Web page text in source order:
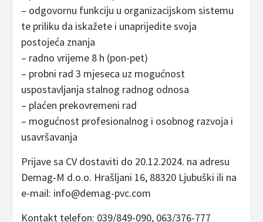
– odgovornu funkciju u organizacijskom sistemu
te priliku da iskažete i unaprijedite svoja
postojeća znanja
– radno vrijeme 8 h (pon-pet)
– probni rad 3 mjeseca uz mogućnost
uspostavljanja stalnog radnog odnosa
– plaćen prekovremeni rad
– mogućnost profesionalnog i osobnog razvoja i
usavršavanja
Prijave sa CV dostaviti do 20.12.2024. na adresu
Demag-M d.o.o. Hrašljani 16, 88320 Ljubuški ili na
e-mail: info@demag-pvc.com
Kontakt telefon: 039/849-090, 063/376-777